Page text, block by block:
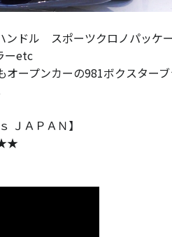
ドル スポーツクロノパッケ
ーetc
ープンカーの981ボクスター
ＪＡＰＡＮ】